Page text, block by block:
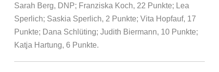
Sarah Berg, DNP; Franziska Koch, 22 Punkte; Lea
Sperlich; Saskia Sperlich, 2 Punkte; Vita Hopfauf, 17
Punkte; Dana Schlüting; Judith Biermann, 10 Punkte;
Katja Hartung, 6 Punkte.